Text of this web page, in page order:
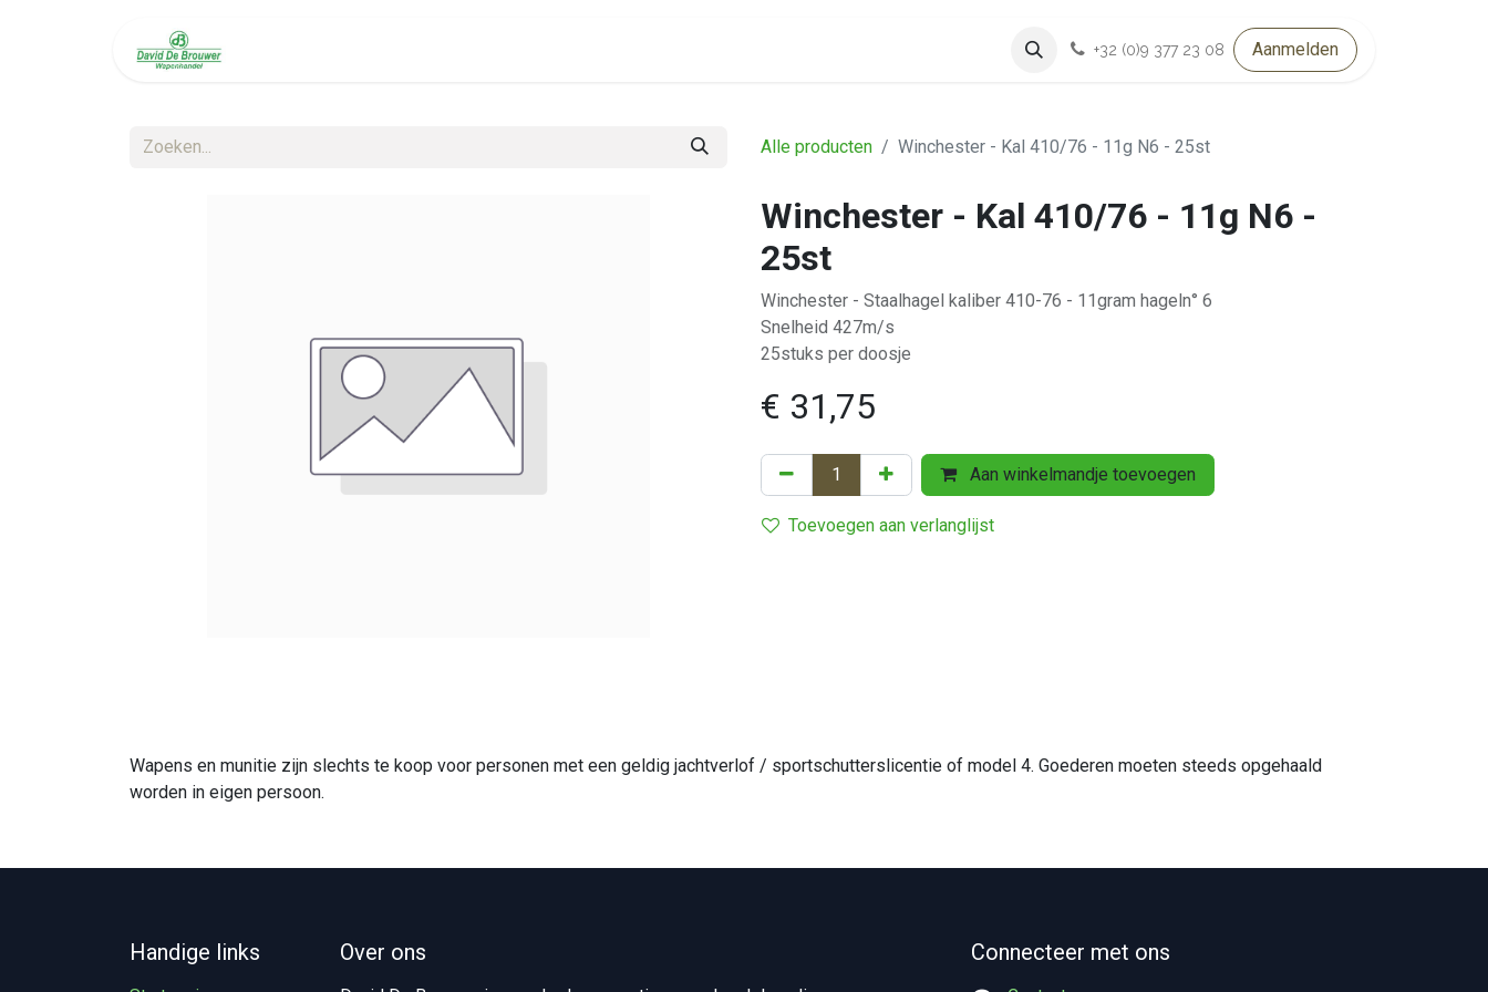
+32 (0)9 377 23 08 Aanmelden
Alle producten Winchester - Kal 410/76 - 11g N6 - 25st
Winchester - Kal 410/76 - 11g N6 -
25st
Winchester - Staalhagel kaliber 410-76 - 11gram hageln° 6
Snelheid 427m/s
25stuks per doosje
€ 31,75
Aan winkelmandje toevoegen
Toevoegen aan verlanglijst
Wapens en munitie zijn slechts te koop voor personen met een geldig jachtverlof / sportschutterslicentie of model 4. Goederen moeten steeds opgehaald
worden in eigen persoon.
Handige links Over ons Connecteer met ons